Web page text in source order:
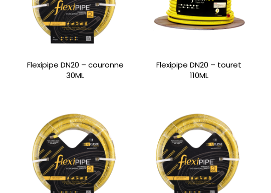
Flexipipe DN20 – couronne
30ML
Flexipipe DN20 – touret
110ML